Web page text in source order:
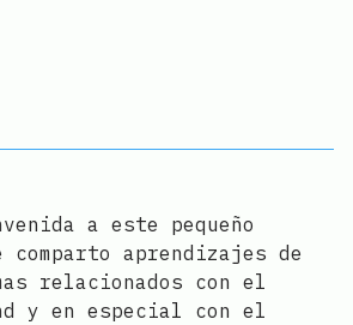
a este pequeño
comparto aprendizajes de
relacionados con el
y en especial con el